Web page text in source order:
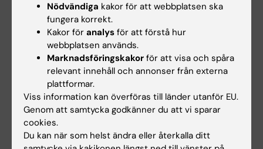
Studenter studerar olika organ på en övingsdocka. Foto: Anders
Norderman.
Från Coursera Learning how to learn:
Nödvändiga kakor för att webbplatsen ska
fungera korrekt.
Kakor för analys för att förstå hur
webbplatsen används.
Marknadsföringskakor för att visa och spåra
relevant innehåll och annonser från externa
plattformar.
Viss information kan överföras till länder utanför EU.
Genom att samtycka godkänner du att vi sparar
cookies.
Du kan när som helst ändra eller återkalla ditt